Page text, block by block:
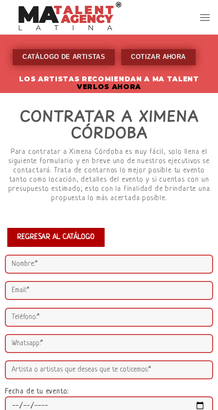
content
CATÁLOGO DE ARTISTAS COTIZAR AHORA
LOS ARTISTAS RECOMIENDAN A MA TALENT
VERLOS AHORA
CONTRATAR A XIMENA
CÓRDOBA
Para contratar a Ximena Córdoba es muy fácil, solo llena el
siguiente formulario y en breve uno de nuestros ejecutivos se
contactará. Trata de contarnos lo mejor posible tu evento
tanto como locación, detalles del evento y si cuentas con un
presupuesto estimado; esto con la finalidad de brindarte una
propuesta lo más acertada posible.
REGRESAR AL CATÁLOGO
Fecha de tu evento: